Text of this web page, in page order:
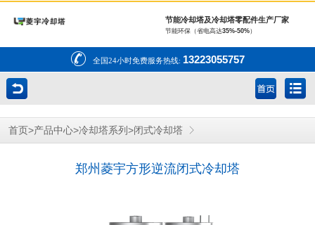
节能冷却塔及冷却塔零配件生产厂家
节能环保（省电高达35%-50%）
全国24小时免费服务热线: 13223055757
首页 >产品中心>冷却塔系列 >闭式冷却塔
郑州菱宇方形逆流闭式冷却塔